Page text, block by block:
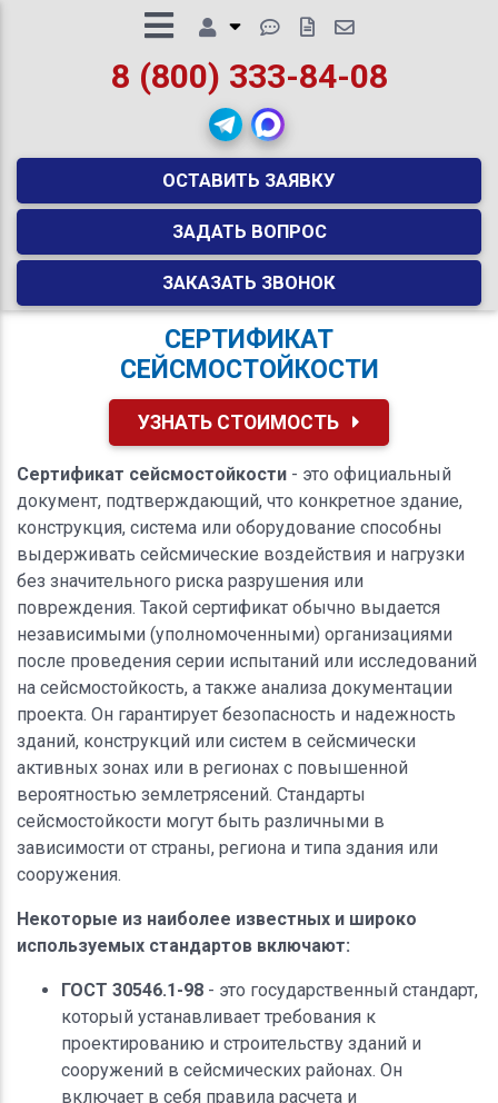
8 (800) 333-84-08
ОСТАВИТЬ ЗАЯВКУ
ЗАДАТЬ ВОПРОС
ЗАКАЗАТЬ ЗВОНОК
СЕРТИФИКАТ
СЕЙСМОСТОЙКОСТИ
УЗНАТЬ СТОИМОСТЬ
Сертификат сейсмостойкости - это официальный
документ, подтверждающий, что конкретное здание,
конструкция, система или оборудование способны
выдерживать сейсмические воздействия и нагрузки
без значительного риска разрушения или
повреждения. Такой сертификат обычно выдается
независимыми (уполномоченными) организациями
после проведения серии испытаний или исследований
на сейсмостойкость, а также анализа документации
проекта. Он гарантирует безопасность и надежность
зданий, конструкций или систем в сейсмически
активных зонах или в регионах с повышенной
вероятностью землетрясений. Стандарты
сейсмостойкости могут быть различными в
зависимости от страны, региона и типа здания или
сооружения.
Некоторые из наиболее известных и широко
используемых стандартов включают:
ГОСТ 30546.1-98 - это государственный стандарт,
который устанавливает требования к
проектированию и строительству зданий и
сооружений в сейсмических районах. Он
включает в себя правила расчета и